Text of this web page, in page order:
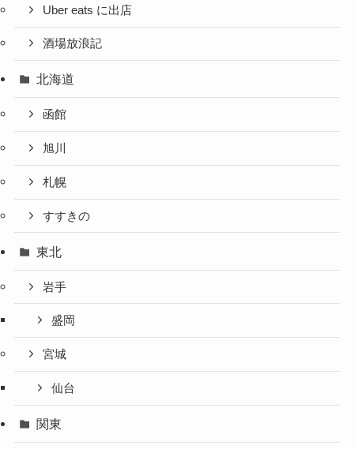
Uber eats に出店
酒場放浪記
北海道
函館
旭川
札幌
すすきの
東北
岩手
盛岡
宮城
仙台
関東